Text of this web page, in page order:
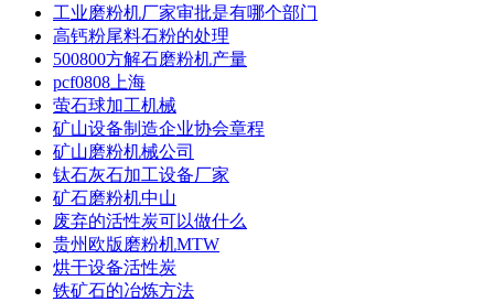
工业磨粉机厂家审批是有哪个部门
高钙粉尾料石粉的处理
500800方解石磨粉机产量
pcf0808上海
萤石球加工机械
矿山设备制造企业协会章程
矿山磨粉机械公司
钛石灰石加工设备厂家
矿石磨粉机中山
废弃的活性炭可以做什么
贵州欧版磨粉机MTW
烘干设备活性炭
铁矿石的冶炼方法